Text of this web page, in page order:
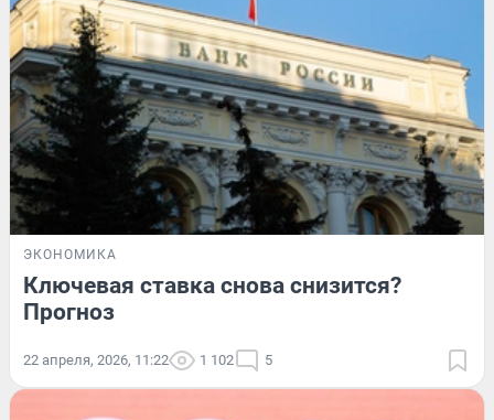
ЭКОНОМИКА
Ключевая ставка снова снизится?
Прогноз
22 апреля, 2026, 11:22 1 102 5